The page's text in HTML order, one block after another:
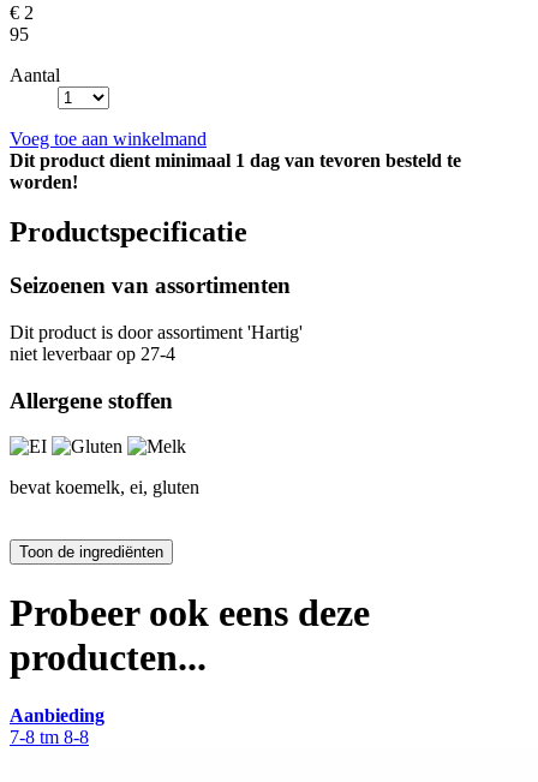
€ 2
95
Aantal
Voeg toe aan winkelmand
Dit product dient minimaal 1 dag van tevoren besteld te
worden!
Productspecificatie
Seizoenen van assortimenten
Dit product is door assortiment 'Hartig'
niet leverbaar op 27-4
Allergene stoffen
bevat koemelk, ei, gluten
Probeer ook eens deze
producten...
Aanbieding
7-8 tm 8-8